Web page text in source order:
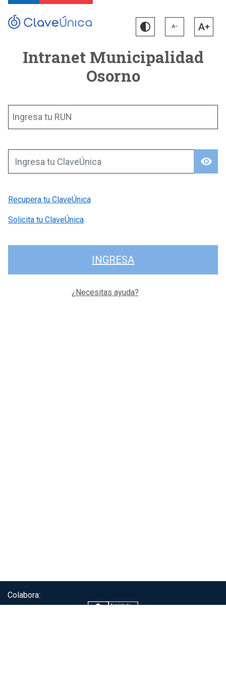
Intranet Municipalidad
Osorno
Ingresa tu RUN
visibility
Ingresa tu ClaveÚnica
Recupera tu ClaveÚnica
Solicita tu ClaveÚnica
INGRESA
¿Necesitas ayuda?
Colabora: